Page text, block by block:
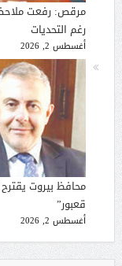
مرقص: رفعت
رغم التحديات
أغسطس 2, 2026
محافظ بيروت
قعبور”
أغسطس 2, 2026